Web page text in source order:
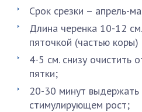
Срок срезки – апрель-
Длина черенка 10-12
пяточкой (частью коры)
4-5 см. снизу очистить
пятки;
20-30 минут выдержать
стимулирующем рост;